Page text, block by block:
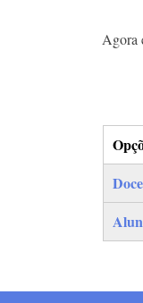
Agora